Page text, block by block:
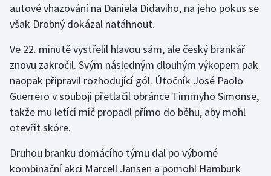
Golf
Gymnastika
Házená
Jezdectví
Judo
Krasobruslení
autové vhazování na Daniela Didaviho, na jeho pokus se
však Drobný dokázal natáhnout.
Ve 22. minutě vystřelil hlavou sám, ale český brankář
znovu zakročil. Svým následným dlouhým výkopem pak
naopak připravil rozhodující gól. Útočník José Paolo
Guerrero v souboji přetlačil obránce Timmyho Simonse,
takže mu letící míč propadl přímo do běhu, aby mohl
otevřít skóre.
Druhou branku domácího týmu dal po výborné
kombinační akci Marcell Jansen a pomohl Hamburk